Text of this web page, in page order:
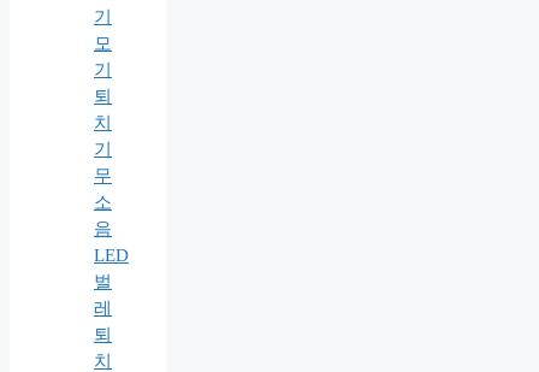
기
모
기
퇴
치
기
무
소
음
LED
벌
레
퇴
치